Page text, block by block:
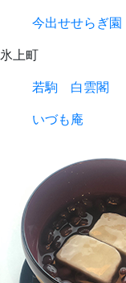
今出せせらぎ園
氷上町
若駒 白雲閣
いづも庵